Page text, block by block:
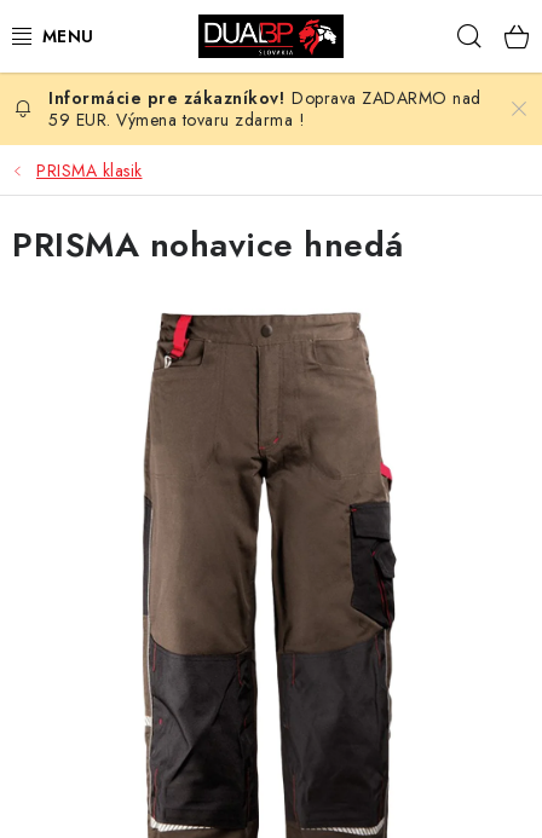
na
NOVÉ
PRACOVNÉ ODEVY
OBUV
ZDRAVOTNÍCTVO
OCHRANNÉ POMÔCKY
Kontakt Chránená dielňa
Pre firmy
Doprava, platba a zľavy
Potlač lôg
Formulár na výmenu tovaru
Kto sme
Akcie v predajniach
Formulár na vrátenie tovaru /odstúpenie od zmluvy
Doprava ZADARMO nad
59 EUR. Výmena tovaru zdarma !
PRISMA klasik
PRISMA nohavice hnedá